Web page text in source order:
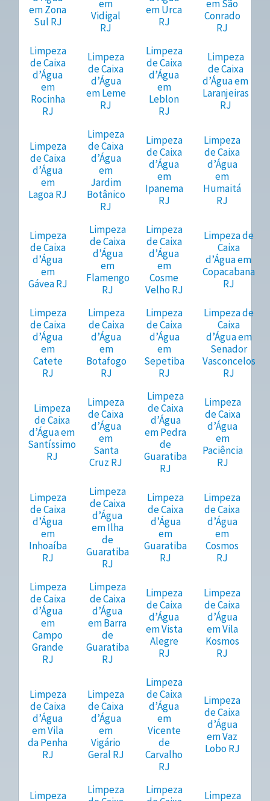
em Zona
Sul RJ
em
Vidigal
RJ
em Urca
RJ
em São
Conrado
RJ
Limpeza
de Caixa
d’Água
em
Rocinha
RJ
Limpeza
de Caixa
d’Água
em Leme
RJ
Limpeza
de Caixa
d’Água
em
Leblon
RJ
Limpeza
de Caixa
d’Água em
Laranjeiras
RJ
Limpeza
de Caixa
d’Água
em
Lagoa RJ
Limpeza
de Caixa
d’Água
em
Jardim
Botânico
RJ
Limpeza
de Caixa
d’Água
em
Ipanema
RJ
Limpeza
de Caixa
d’Água
em
Humaitá
RJ
Limpeza
de Caixa
d’Água
em
Gávea RJ
Limpeza
de Caixa
d’Água
em
Flamengo
RJ
Limpeza
de Caixa
d’Água
em
Cosme
Velho RJ
Limpeza de
Caixa
d’Água em
Copacabana
RJ
Limpeza
de Caixa
d’Água
em
Catete
RJ
Limpeza
de Caixa
d’Água
em
Botafogo
RJ
Limpeza
de Caixa
d’Água
em
Sepetiba
RJ
Limpeza de
Caixa
d’Água em
Senador
Vasconcelos
RJ
Limpeza
de Caixa
d’Água em
Santíssimo
RJ
Limpeza
de Caixa
d’Água
em
Santa
Cruz RJ
Limpeza
de Caixa
d’Água
em Pedra
de
Guaratiba
RJ
Limpeza
de Caixa
d’Água
em
Paciência
RJ
Limpeza
de Caixa
d’Água
em
Inhoaíba
RJ
Limpeza
de Caixa
d’Água
em Ilha
de
Guaratiba
RJ
Limpeza
de Caixa
d’Água
em
Guaratiba
RJ
Limpeza
de Caixa
d’Água
em
Cosmos
RJ
Limpeza
de Caixa
d’Água
em
Campo
Grande
RJ
Limpeza
de Caixa
d’Água
em Barra
de
Guaratiba
RJ
Limpeza
de Caixa
d’Água
em Vista
Alegre
RJ
Limpeza
de Caixa
d’Água
em Vila
Kosmos
RJ
Limpeza
de Caixa
d’Água
em Vila
da Penha
RJ
Limpeza
de Caixa
d’Água
em
Vigário
Geral RJ
Limpeza
de Caixa
d’Água
em
Vicente
de
Carvalho
RJ
Limpeza
de Caixa
d’Água
em Vaz
Lobo RJ
Limpeza
Limpeza
Limpeza
Limpeza